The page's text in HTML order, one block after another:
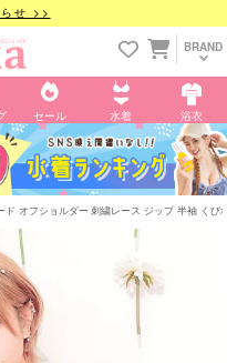
せ >>
BRAND
セール 水着 浴衣
ド オフショルダー 刺繍レース ジップ 半袖 く